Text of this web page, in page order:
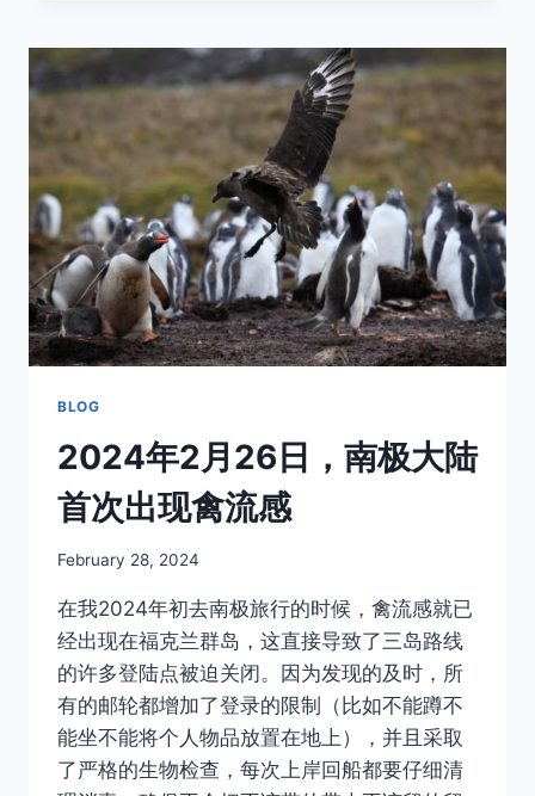
—
底
么
人
住
在
这
里？
BLOG
2024年2月26日，南极大陆
首次出现禽流感
By
February 28, 2024
在我2024年初去南极旅行的时候，禽流感就已
经出现在福克兰群岛，这直接导致了三岛路线
的许多登陆点被迫关闭。因为发现的及时，所
有的邮轮都增加了登录的限制（比如不能蹲不
能坐不能将个人物品放置在地上），并且采取
了严格的生物检查，每次上岸回船都要仔细清